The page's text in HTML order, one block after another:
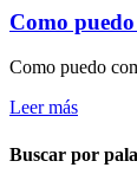
Como
Como puedo
Leer más
Buscar por